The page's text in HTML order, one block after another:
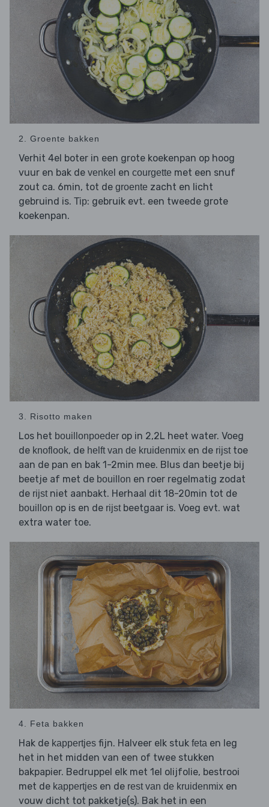
2. Groente bakken
Verhit 4el boter in een grote koekenpan op hoog
vuur en bak de venkel en courgette met een snuf
zout ca. 6min, tot de groente zacht en licht
gebruind is. Tip: gebruik evt. een tweede grote
koekenpan.
3. Risotto maken
Los het bouillonpoeder op in 2,2L heet water. Voeg
de knoflook, de helft van de kruidenmix en de rijsttoe
aan de pan en bak 1-2min mee. Blus dan beetje bij
beetje af met de bouillon en roer regelmatig zodat
de rijstniet aanbakt. Herhaal dit 18-20min tot de
bouillon op is en de rijstbeetgaar is. Voeg evt. wat
extra water toe.
4. Feta bakken
Hak de kappertjes fijn. Halveer elk stuk feta en leg
het in het midden van een of twee stukken
bakpapier. Bedruppel elk met 1el olijfolie, bestrooi
met de kappertjes en de rest van de kruidenmix en
vouw dicht tot pakketje(s). Bak het in een